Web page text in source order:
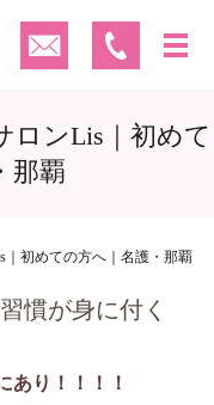
ロンLis｜初めて
那覇
初めての方へ｜名護・那覇
慣が身に付く
あり！！！！